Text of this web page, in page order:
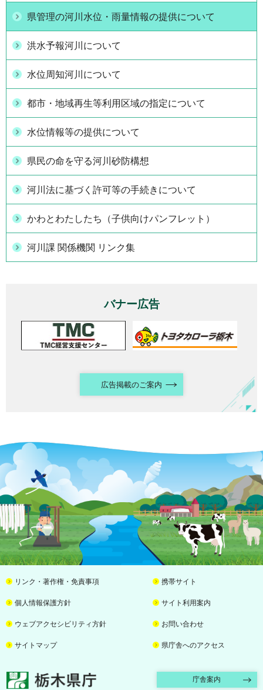
県管理の河川水位・雨量情報の提供について
洪水予報河川について
水位周知河川について
都市・地域再生等利用区域の指定について
水位情報等の提供について
県民の命を守る河川砂防構想
河川法に基づく許可等の手続きについて
かわとわたしたち（子供向けパンフレット）
河川課 関係機関 リンク集
バナー広告
広告掲載のご案内
リンク・著作権・免責事項 携帯サイト
個人情報保護方針 サイト利用案内
ウェブアクセシビリティ方針 お問い合わせ
サイトマップ 県庁舎へのアクセス
栃木県庁 庁舎案内